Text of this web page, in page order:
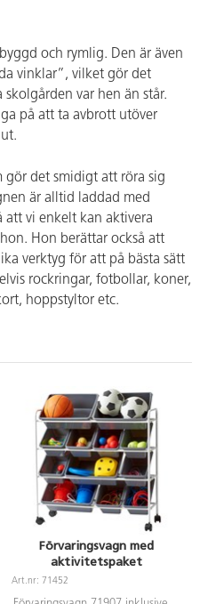
och rymlig. Den är även
vinklar”, vilket gör det
var hen än står.
på att ta avbrott utöver
gör det smidigt att röra sig
är alltid laddad med
att vi enkelt kan aktivera
Hon berättar också att
verktyg för att på bästa sätt
rockringar, fotbollar, koner,
hoppstyltor etc.
Förvaringsvagn med
aktivitetspaket
Art.nr: 71452